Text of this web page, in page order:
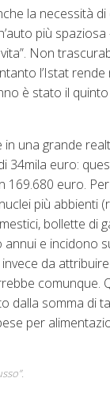
la necessità di
più
Non
l’Istat
è stato il
una grande
34mila euro:
169.680 euro.
più abbienti
bollette di
e incidono
da
comunque.
dalla somma di
per